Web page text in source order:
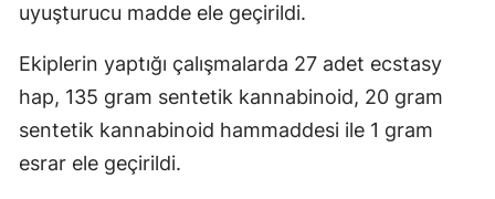
uyuşturucu madde ele geçirildi.
Ekiplerin yaptığı çalışmalarda 27 adet ecstasy
hap, 135 gram sentetik kannabinoid, 20 gram
sentetik kannabinoid hammaddesi ile 1 gram
esrar ele geçirildi.